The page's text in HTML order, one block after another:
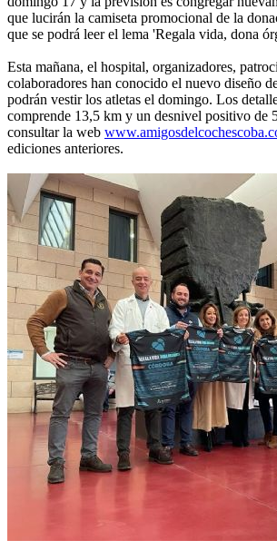
que lucirán la camiseta promocional de la
que se podrá leer el lema 'Regala vida, dona
Esta mañana, el hospital, organizadores,
colaboradores han conocido el nuevo diseño
podrán vestir los atletas el domingo. Los
comprende 13,5 km y un desnivel positivo de
consultar la web
ediciones anteriores.